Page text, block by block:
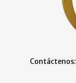
Contáctenos: